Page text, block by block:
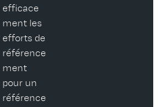
efficace
ment les
efforts de
référence
ment
pour un
référence